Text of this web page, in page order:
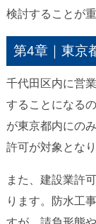
検討することが重
第4章｜東京
千代田区内に営
することになる
が東京都内にの
許可が対象となり
また、建設業許
ります。防水工